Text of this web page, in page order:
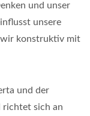
und unser
unsere
wir konstruktiv mit
und der
richtet sich an